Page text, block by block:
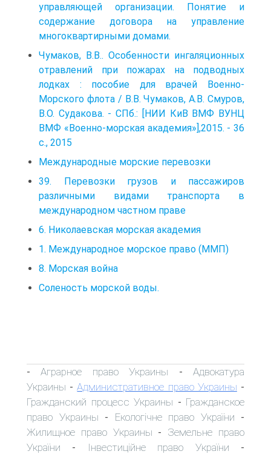
управляющей организации. Понятие и
содержание договора на управление
многоквартирными домами.
Чумаков, В.В.. Особенности ингаляционных
отравлений при пожарах на подводных
лодках : пособие для врачей Военно-
Морского флота / В.В. Чумаков, А.В. Смуров,
В.О. Судакова. - СПб.: [НИИ КиВ ВМФ ВУНЦ
ВМФ «Военно-морская академия»],2015. - 36
с., 2015
Международные морские перевозки
39. Перевозки грузов и пассажиров
различными видами транспорта в
международном частном праве
6. Николаевская морская академия
1. Международное морское право (ММП)
8. Морская война
Соленость морской воды.
-Аграрное право Украины -Адвокатура
Украины -Административное право Украины -
Гражданский процесс Украины - Гражданское
право Украины - Екологічне право України -
Жилищное право Украины - Земельне право
України - Інвестиційне право України -